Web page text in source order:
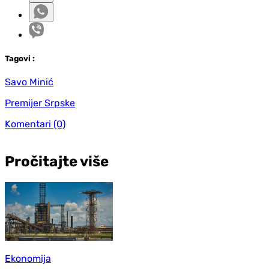
Tagovi :
Savo Minić
Premijer Srpske
Komentari (0)
Pročitajte više
Ekonomija